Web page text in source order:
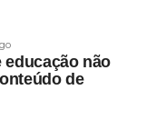
educação não
de